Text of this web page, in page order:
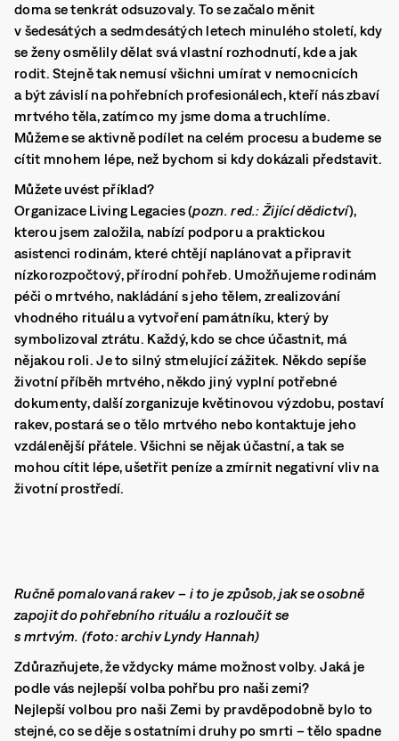
doma se tenkrát odsuzovaly. To se začalo měnit
v šedesátých a sedmdesátých letech minulého století, kdy
se ženy osmělily dělat svá vlastní rozhodnutí, kde a jak
rodit. Stejně tak nemusí všichni umírat v nemocnicích
a být závislí na pohřebních profesionálech, kteří nás zbaví
mrtvého těla, zatímco my jsme doma a truchlíme.
Můžeme se aktivně podílet na celém procesu a budeme se
cítit mnohem lépe, než bychom si kdy dokázali představit.
Můžete uvést příklad?
Organizace Living Legacies (pozn. red.: Žijící dědictví),
kterou jsem založila, nabízí podporu a praktickou
asistenci rodinám, které chtějí naplánovat a připravit
nízkorozpočtový, přírodní pohřeb. Umožňujeme rodinám
péči o mrtvého, nakládání s jeho tělem, zrealizování
vhodného rituálu a vytvoření památníku, který by
symbolizoval ztrátu. Každý, kdo se chce účastnit, má
nějakou roli. Je to silný stmelující zážitek. Někdo sepíše
životní příběh mrtvého, někdo jiný vyplní potřebné
dokumenty, další zorganizuje květinovou výzdobu, postaví
rakev, postará se o tělo mrtvého nebo kontaktuje jeho
vzdálenější přátele. Všichni se nějak účastní, a tak se
mohou cítit lépe, ušetřit peníze a zmírnit negativní vliv na
životní prostředí.
Ručně pomalovaná rakev – i to je způsob, jak se osobně
zapojit do pohřebního rituálu a rozloučit se
s mrtvým. (foto: archiv Lyndy Hannah)
Zdůrazňujete, že vždycky máme možnost volby. Jaká je
podle vás nejlepší volba pohřbu pro naši zemi?
Nejlepší volbou pro naši Zemi by pravděpodobně bylo to
stejné, co se děje s ostatními druhy po smrti – tělo spadne